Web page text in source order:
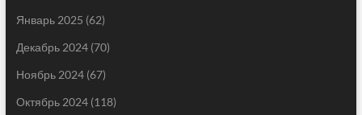
Январь 2025 (62)
Декабрь 2024(70)
Ноябрь 2024(67)
Октябрь 2024(118)